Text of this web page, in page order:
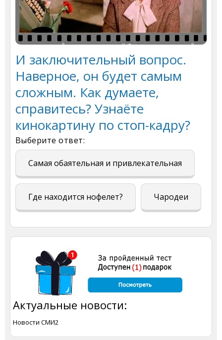
И заключительный вопрос.
Наверное, он будет самым
сложным. Как думаете,
справитесь? Узнаёте
кинокартину по стоп-кадру?
Выберите ответ:
Самая обаятельная и привлекательная
Где находится нофелет? Чародеи
Актуальные новости:
Новости СМИ2